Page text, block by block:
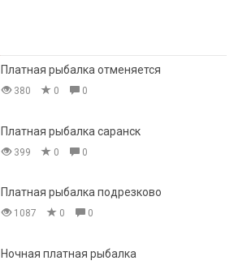
Платная рыбалка отменяется
380 0 0
Платная рыбалка саранск
399 0 0
Платная рыбалка подрезково
1087 0 0
Ночная платная рыбалка